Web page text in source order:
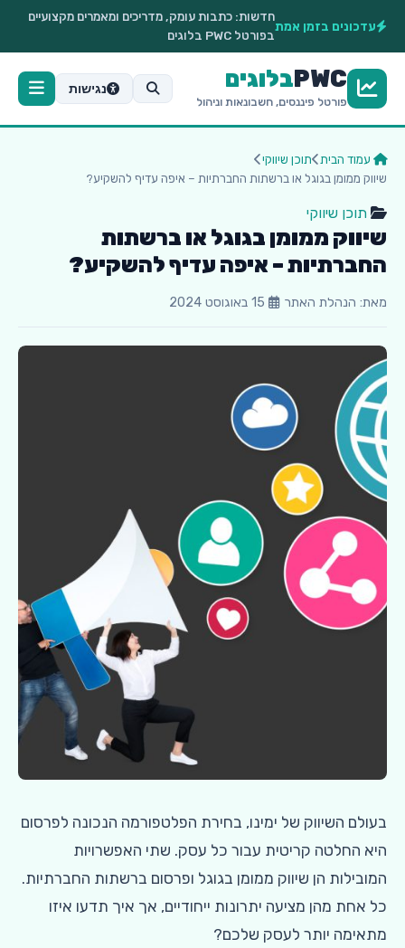
עדכונים בזמן אמת
חדשות: כתבות עומק, מדריכים ומאמרים מקצועיים
בפורטל PWC בלוגים
PWCבלוגים
פורטל פיננסים, חשבונאות וניהול
נגישות
עמוד הבית
תוכן שיווקי
שיווק ממומן בגוגל או ברשתות החברתיות – איפה עדיף להשקיע?
תוכן שיווקי
שיווק ממומן בגוגל או ברשתות
החברתיות – איפה עדיף להשקיע?
מאת: הנהלת האתר
בעולם השיווק של ימינו, בחירת הפלטפורמה הנכונה לפרסום
היא החלטה קריטית עבור כל עסק. שתי האפשרויות
המובילות הן שיווק ממומן בגוגל ופרסום ברשתות החברתיות.
כל אחת מהן מציעה יתרונות ייחודיים, אך איך תדעו איזו
מתאימה יותר לעסק שלכם?